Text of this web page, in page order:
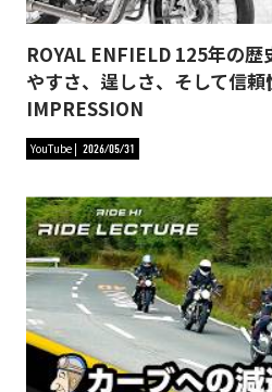
ROYAL ENFIELD 125年の歴
やすさ、逞しさ、そして信
IMPRESSION
YouTube 2026/05/31